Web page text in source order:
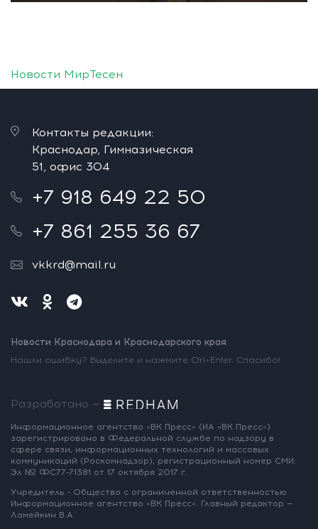
Новости МирТесен
Контакты редакции:
Краснодар, Гимназическая
51, офис 304
+7 918 649 22 50
+7 861 255 36 67
vkkrd@mail.ru
Новости Краснодара и Краснодарского края
Нашли ошибку? Выделите и нажмите Ctrl+Enter. Спасибо!
Разработано —
Информационное агентство «ВК Пресс» (ИА «ВК Пресс»)
зарегистрировано в Федеральной службе по надзору в
сфере связи, информационных технологий и массовых
коммуникаций (Роскомнадзор), регистрационный номер СМИ:
Эл № ФС77-71381 от 17 октября 2017 г.
Учредитель - Общество с ограниченной ответственностью
Информационное агентство «ВК Пресс».
Главный редактор —
Ламейкин В.А.